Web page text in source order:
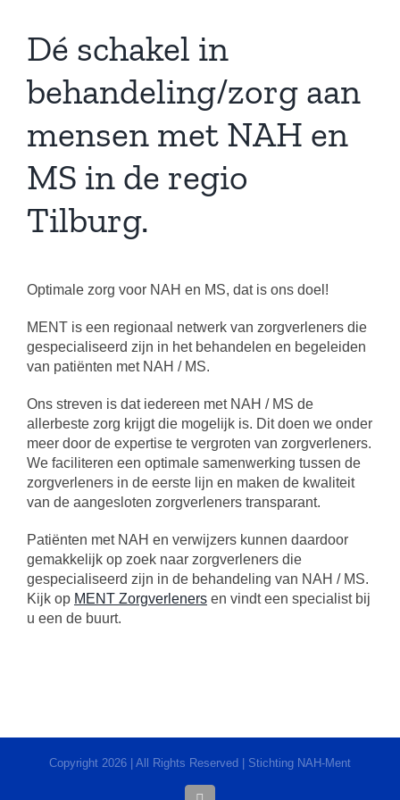
Dé schakel in
behandeling/zorg aan
mensen met NAH en
MS in de regio
Tilburg.
Optimale zorg voor NAH en MS, dat is ons doel!
MENT is een regionaal netwerk van zorgverleners die
gespecialiseerd zijn in het behandelen en begeleiden
van patiënten met NAH / MS.
Ons streven is dat iedereen met NAH / MS de
allerbeste zorg krijgt die mogelijk is. Dit doen we onder
meer door de expertise te vergroten van zorgverleners.
We faciliteren een optimale samenwerking tussen de
zorgverleners in de eerste lijn en maken de kwaliteit
van de aangesloten zorgverleners transparant.
Patiënten met NAH en verwijzers kunnen daardoor
gemakkelijk op zoek naar zorgverleners die
gespecialiseerd zijn in de behandeling van NAH / MS.
Kijk op MENT Zorgverlenersen vindt een specialist bij
u een de buurt.
Copyright 2026 | All Rights Reserved | Stichting NAH-Ment